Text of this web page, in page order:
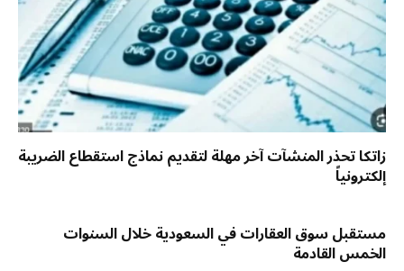
زاتكا تحذر المنشآت آخر مهلة لتقديم نماذج استقطاع الضريبة
إلكترونياً
مستقبل سوق العقارات في السعودية خلال السنوات
الخمس القادمة